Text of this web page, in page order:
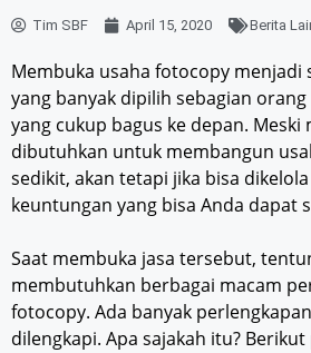
Tim SBF April 15, 2020 Berita
Membuka usaha fotocopy menjadi
yang banyak dipilih sebagian
yang cukup bagus ke depan. Meski
dibutuhkan untuk membangun
sedikit, akan tetapi jika bisa
keuntungan yang bisa Anda dapat
Saat membuka jasa tersebut,
membutuhkan berbagai macam
fotocopy. Ada banyak
dilengkapi. Apa sajakah itu?